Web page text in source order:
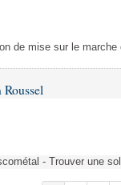
de mise sur le
- Trouver une